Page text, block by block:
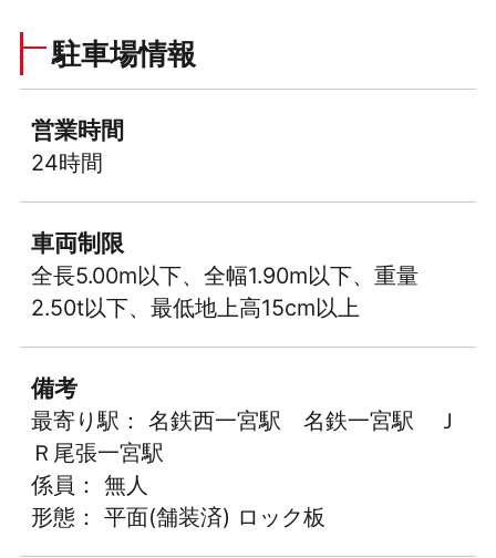
駐車場情報
営業時間
24時間
車両制限
全長5.00m以下、全幅1.90m以下、重量
2.50t以下、最低地上高15cm以上
備考
最寄り駅： 名鉄西一宮駅 名鉄一宮駅 Ｊ
Ｒ尾張一宮駅
係員： 無人
形態： 平面(舗装済) ロック板